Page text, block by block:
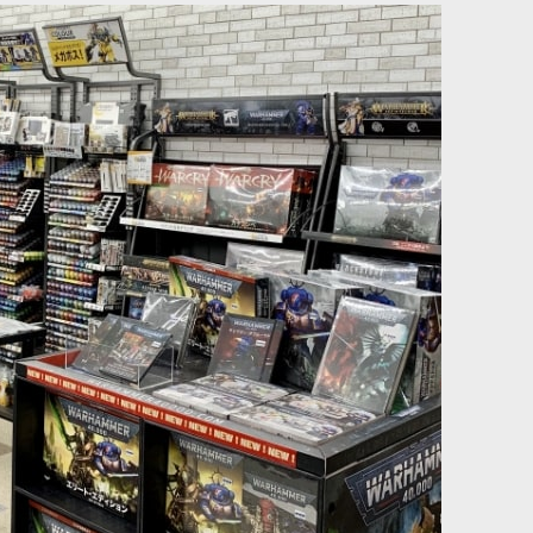
向上。小さく長くなった刃でパーツの切り取りもより正確
が向上。ホビーナイフ1点、替え刃6点、キャップ1点を収録。
セット[66-66]
[シタデル：ブラシ] ドライ ブラシ L【天然毛】
1,900円(税込)